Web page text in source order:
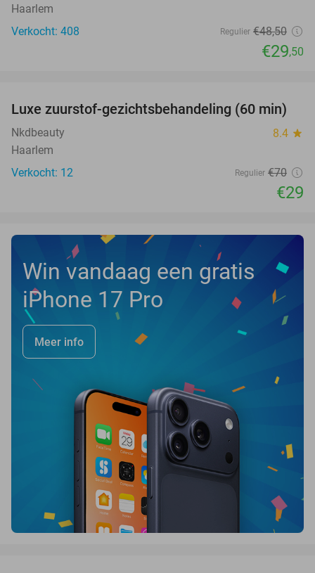
Haarlem
Verkocht: 408
Regulier €48,50
€29,50
59%
TODAY
Luxe zuurstof-gezichtsbehandeling (60 min)
Nkdbeauty 8.4 star
Haarlem
Verkocht: 12
Regulier €70
€29
Win vandaag een gratis
iPhone 17 Pro
Meer info